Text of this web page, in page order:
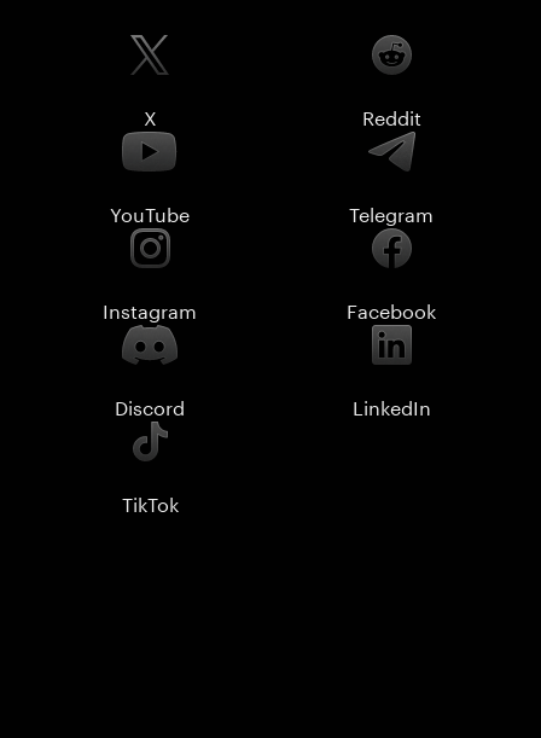
X Reddit
YouTube Telegram
Instagram Facebook
Discord LinkedIn
TikTok